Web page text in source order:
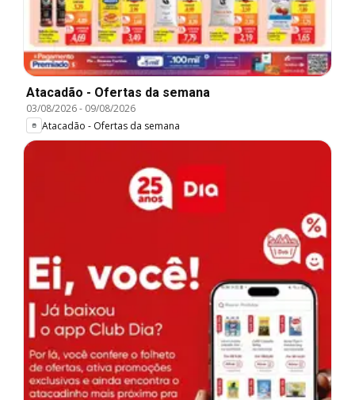
Atacadão - Ofertas da semana
03/08/2026- 09/08/2026
Atacadão - Ofertas da semana